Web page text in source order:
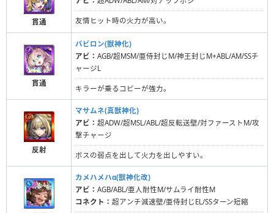
貫通 友情ヒット時の火力が高い。
貫通
バビロン(獣神化)
アビ： AGB/超MSM/亜侍封じM/神王封じM+ABL/AM/SSチ
ャージL
キラーが乗るコピーが強力。
反射
マサムネ(真獣神化)
アビ： 超ADW/超MSL/ABL/超反転送壁/対ファーストM/攻
撃チャージ
ボスの弱点を出して火力を出しやすい。
カメハメハα(獣神化改)
アビ： AGB/ABL/亜人耐性M/サムライ耐性M
コネクト： 超アンチ減速壁/亜侍封じEL/SSターン短縮